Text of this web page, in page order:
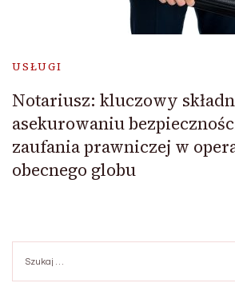
USŁUGI
Notariusz: kluczowy
asekurowaniu
zaufania prawniczej w
obecnego globu